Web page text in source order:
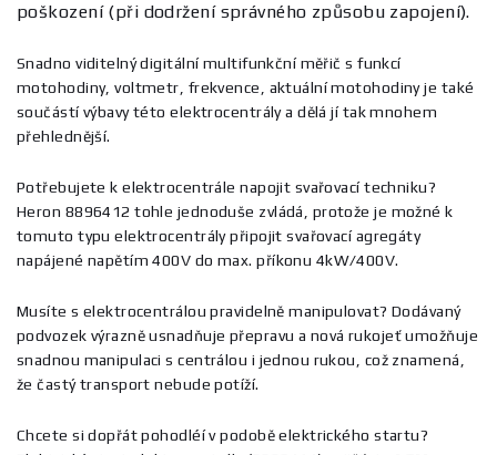
poškození (při dodržení správného způsobu zapojení).
Snadno viditelný digitální multifunkční měřič s funkcí
motohodiny, voltmetr, frekvence, aktuální motohodiny je také
součástí výbavy této elektrocentrály a dělá jí tak mnohem
přehlednější.
Potřebujete k elektrocentrále napojit svařovací techniku?
Heron 8896412 tohle jednoduše zvládá, protože je možné k
tomuto typu elektrocentrály připojit svařovací agregáty
napájené napětím 400V do max. příkonu 4kW/400V.
Musíte s elektrocentrálou pravidelně manipulovat? Dodávaný
podvozek výrazně usnadňuje přepravu a nová rukojeť umožňuje
snadnou manipulaci s centrálou i jednou rukou, což znamená,
že častý transport nebude potíží.
Chcete si dopřát pohodléí v podobě elektrického startu?